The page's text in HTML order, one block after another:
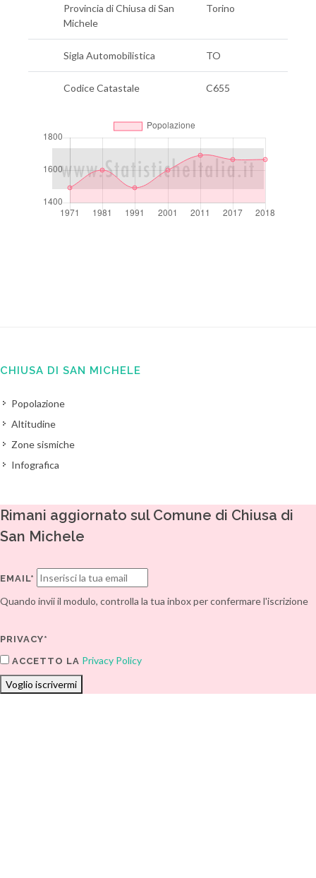
Provincia di Chiusa di San
Michele
Torino
Sigla Automobilistica TO
Codice Catastale C655
CHIUSA DI SAN MICHELE
Popolazione
Altitudine
Zone sismiche
Infografica
Rimani aggiornato sul Comune di Chiusa di
San Michele
EMAIL*
Quando invii il modulo, controlla la tua inbox per confermare l'iscrizione
PRIVACY*
ACCETTO LA Privacy Policy
Voglio iscrivermi